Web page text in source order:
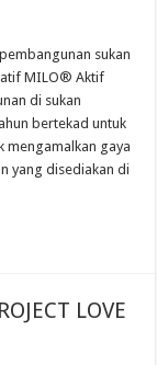
sukan
MILO® Aktif
di sukan
bertekad untuk
mengamalkan gaya
yang disediakan di
LOVE